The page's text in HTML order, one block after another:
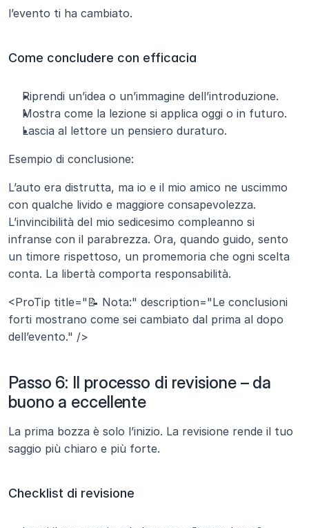
l’evento ti ha cambiato.
Come concludere con efficacia
Riprendi un’idea o un’immagine dell’introduzione.
Mostra come la lezione si applica oggi o in futuro.
Lascia al lettore un pensiero duraturo.
Esempio di conclusione:
L’auto era distrutta, ma io e il mio amico ne uscimmo
con qualche livido e maggiore consapevolezza.
L’invincibilità del mio sedicesimo compleanno si
infranse con il parabrezza. Ora, quando guido, sento
un timore rispettoso, un promemoria che ogni scelta
conta. La libertà comporta responsabilità.
<ProTip title="📝 Nota:" description="Le conclusioni
forti mostrano come sei cambiato dal prima al dopo
dell’evento." />
Passo 6: Il processo di revisione – da
buono a eccellente
La prima bozza è solo l’inizio. La revisione rende il tuo
saggio più chiaro e più forte.
Checklist di revisione